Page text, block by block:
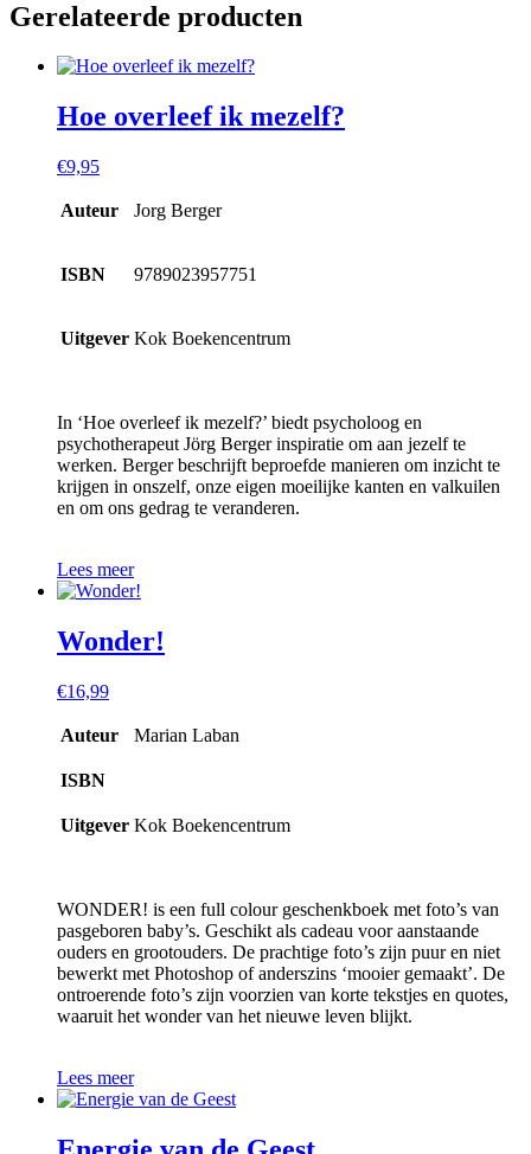
Gerelateerde producten
Hoe overleef ik mezelf?
€9,95
Auteur Jorg Berger
ISBN 9789023957751
Uitgever Kok Boekencentrum
In ‘Hoe overleef ik mezelf?’ biedt psycholoog en
psychotherapeut Jörg Berger inspiratie om aan jezelf te
werken. Berger beschrijft beproefde manieren om inzicht te
krijgen in onszelf, onze eigen moeilijke kanten en valkuilen
en om ons gedrag te veranderen.
Lees meer
Wonder!
€16,99
Auteur Marian Laban
ISBN
Uitgever Kok Boekencentrum
WONDER! is een full colour geschenkboek met foto’s van
pasgeboren baby’s. Geschikt als cadeau voor aanstaande
ouders en grootouders. De prachtige foto’s zijn puur en niet
bewerkt met Photoshop of anderszins ‘mooier gemaakt’. De
ontroerende foto’s zijn voorzien van korte tekstjes en quotes,
waaruit het wonder van het nieuwe leven blijkt.
Lees meer